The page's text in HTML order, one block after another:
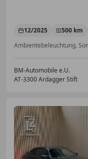
12/2025 500 km
BM-Automobile e.U.
AT-3300 Ardagger Stift